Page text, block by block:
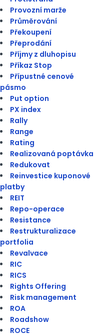
Provozní marže
Průměrování
Překoupení
Přeprodání
Příjmy z dluhopisu
Příkaz Stop
Přípustné cenové
pásmo
Put option
PX index
Rally
Range
Rating
Realizovaná poptávka
Redukovat
Reinvestice kuponové
platby
REIT
Repo-operace
Resistance
Restrukturalizace
portfolia
Revalvace
RIC
RICS
Rights Offering
Risk management
ROA
Roadshow
ROCE